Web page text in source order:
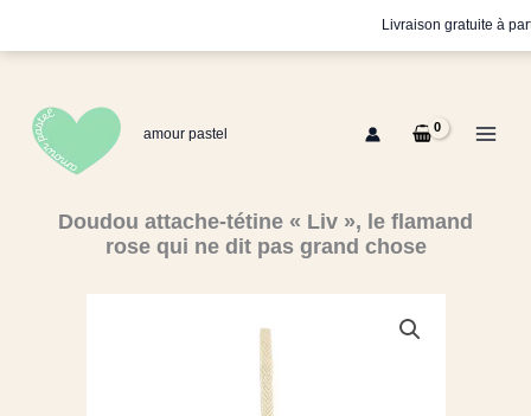
Livraison gratuite à
contenu
amour pastel
Doudou attache-tétine « Liv », le flamand
rose qui ne dit pas grand chose